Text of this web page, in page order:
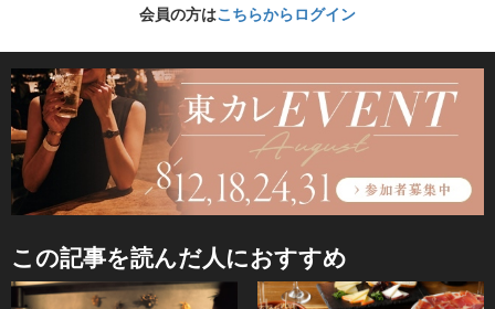
会員の方はこちらからログイン
この記事を読んだ人におすすめ